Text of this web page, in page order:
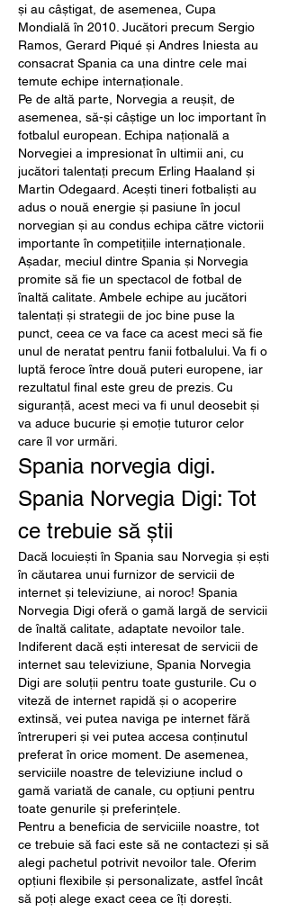
și au câștigat, de asemenea, Cupa
Mondială în 2010. Jucători precum Sergio
Ramos, Gerard Piqué și Andres Iniesta au
consacrat Spania ca una dintre cele mai
temute echipe internaționale.
Pe de altă parte, Norvegia a reușit, de
asemenea, să-și câștige un loc important în
fotbalul european. Echipa națională a
Norvegiei a impresionat în ultimii ani, cu
jucători talentați precum Erling Haaland și
Martin Odegaard. Acești tineri fotbaliști au
adus o nouă energie și pasiune în jocul
norvegian și au condus echipa către victorii
importante în competițiile internaționale.
Așadar, meciul dintre Spania și Norvegia
promite să fie un spectacol de fotbal de
înaltă calitate. Ambele echipe au jucători
talentați și strategii de joc bine puse la
punct, ceea ce va face ca acest meci să fie
unul de neratat pentru fanii fotbalului. Va fi o
luptă feroce între două puteri europene, iar
rezultatul final este greu de prezis. Cu
siguranță, acest meci va fi unul deosebit și
va aduce bucurie și emoție tuturor celor
care îl vor urmări.
Spania norvegia digi.
Spania Norvegia Digi: Tot
ce trebuie să știi
Dacă locuiești în Spania sau Norvegia și ești
în căutarea unui furnizor de servicii de
internet și televiziune, ai noroc! Spania
Norvegia Digi oferă o gamă largă de servicii
de înaltă calitate, adaptate nevoilor tale.
Indiferent dacă ești interesat de servicii de
internet sau televiziune, Spania Norvegia
Digi are soluții pentru toate gusturile. Cu o
viteză de internet rapidă și o acoperire
extinsă, vei putea naviga pe internet fără
întreruperi și vei putea accesa conținutul
preferat în orice moment. De asemenea,
serviciile noastre de televiziune includ o
gamă variată de canale, cu opțiuni pentru
toate genurile și preferințele.
Pentru a beneficia de serviciile noastre, tot
ce trebuie să faci este să ne contactezi și să
alegi pachetul potrivit nevoilor tale. Oferim
opțiuni flexibile și personalizate, astfel încât
să poți alege exact ceea ce îți dorești.